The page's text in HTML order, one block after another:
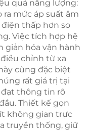
quả năng lượng:
ra mức áp suất âm
thấp hơn so
Việc tích hợp hệ
giản hóa vận hành
chỉnh từ xa
cũng đặc biệt
rất giá trị tại
thông tin rõ
Thiết kế gọn
không gian trực
truyền thống, giữ